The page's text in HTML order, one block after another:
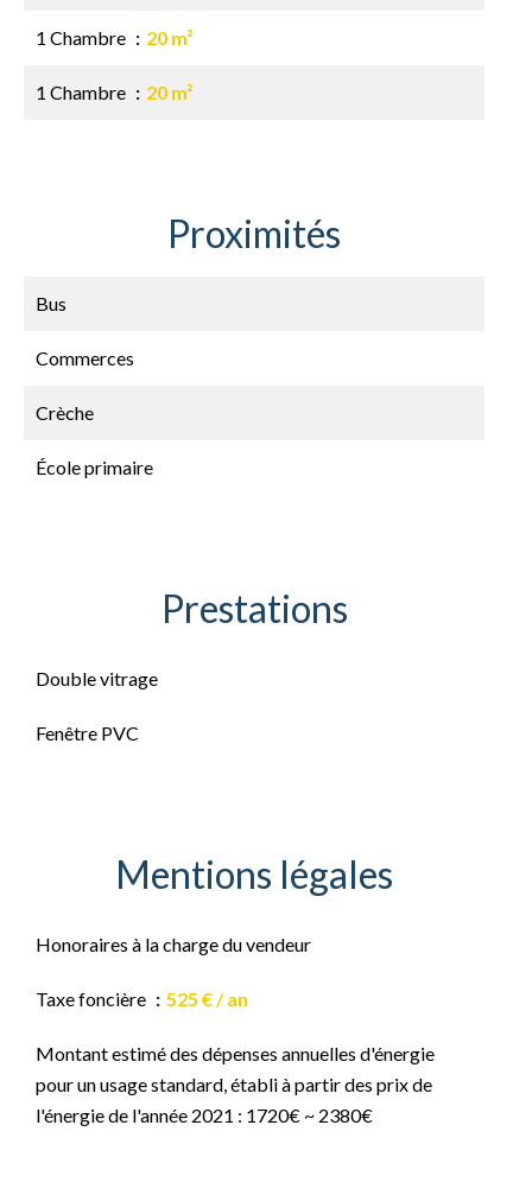
1 Chambre 20 m²
1 Chambre 20 m²
Proximités
Bus
Commerces
Crèche
École primaire
Prestations
Double vitrage
Fenêtre PVC
Mentions légales
Honoraires à la charge du vendeur
Taxe foncière 525 € / an
Montant estimé des dépenses annuelles d'énergie
pour un usage standard, établi à partir des prix de
l'énergie de l'année 2021 : 1720€ ~ 2380€